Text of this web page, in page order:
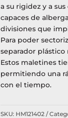
a su rigidez y a
capaces de
divisiones que
Para poder
separador
Estos maletines
permitiendo una
con el tiempo.
SKU: HM121402